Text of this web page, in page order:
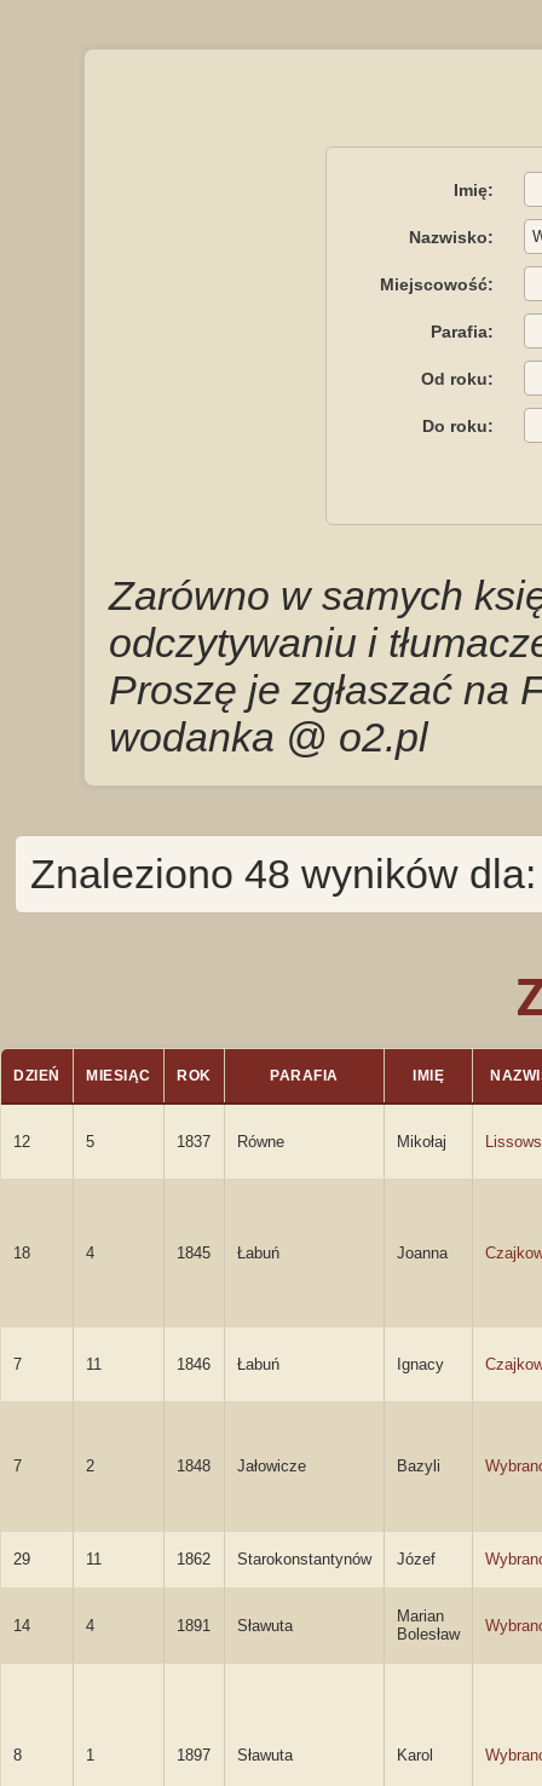
Imię:
Nazwisko:
Miejscowość:
Parafia:
Od roku:
Do roku:
Zarówno w samych
odczytywaniu i
Proszę je zgłaszać na
wodanka @ o2.pl
Znaleziono 48 wyników
DZIEŃ MIESIĄC ROK PARAFIA IMIĘ
12 5 1837 Równe Mikołaj
18 4 1845 Łabuń Joanna
7 11 1846 Łabuń Ignacy
7 2 1848 Jałowicze Bazyli
29 11 1862 Starokonstantynów Józef
14 4 1891 Sławuta
Marian
Bolesław
8 1 1897 Sławuta Karol